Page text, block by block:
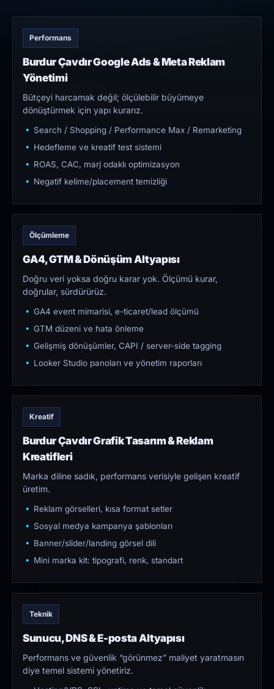
Performans
Burdur Çavdır Google Ads & Meta Reklam
Yönetimi
Bütçeyi harcamak değil; ölçülebilir büyümeye
dönüştürmek için yapı kurarız.
Search / Shopping / Performance Max / Remarketing
Hedefleme ve kreatif test sistemi
ROAS, CAC, marj odaklı optimizasyon
Negatif kelime/placement temizliği
Ölçümleme
GA4, GTM & Dönüşüm Altyapısı
Doğru veri yoksa doğru karar yok. Ölçümü kurar,
doğrular, sürdürürüz.
GA4 event mimarisi, e-ticaret/lead ölçümü
GTM düzeni ve hata önleme
Gelişmiş dönüşümler, CAPI / server-side tagging
Looker Studio panoları ve yönetim raporları
Kreatif
Burdur Çavdır Grafik Tasarım & Reklam
Kreatifleri
Marka diline sadık, performans verisiyle gelişen kreatif
üretim.
Reklam görselleri, kısa format setler
Sosyal medya kampanya şablonları
Banner/slider/landing görsel dili
Mini marka kit: tipografi, renk, standart
Teknik
Sunucu, DNS & E-posta Altyapısı
Performans ve güvenlik “görünmez” maliyet yaratmasın
diye temel sistemi yönetiriz.